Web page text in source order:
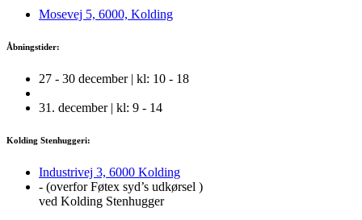
Mosevej 5, 6000, Kolding
Åbningstider:
27 - 30 december | kl: 10 - 18
31. december | kl: 9 - 14
Kolding Stenhuggeri:
Industrivej 3, 6000 Kolding
- (overfor Føtex syd’s udkørsel )
ved Kolding Stenhugger